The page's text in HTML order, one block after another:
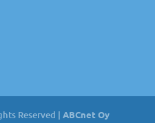
Reserved |ABCnet Oy